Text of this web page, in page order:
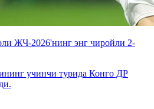
ЖЧ-2026'нинг энг чиройли 2-
учинчи турида Конго ДР